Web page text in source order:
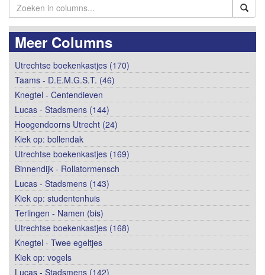
Meer Columns
Utrechtse boekenkastjes (170)
Taams - D.E.M.G.S.T. (46)
Knegtel - Centendieven
Lucas - Stadsmens (144)
Hoogendoorns Utrecht (24)
Kiek op: bollendak
Utrechtse boekenkastjes (169)
Binnendijk - Rollatormensch
Lucas - Stadsmens (143)
Kiek op: studentenhuis
Terlingen - Namen (bis)
Utrechtse boekenkastjes (168)
Knegtel - Twee egeltjes
Kiek op: vogels
Lucas - Stadsmens (142)